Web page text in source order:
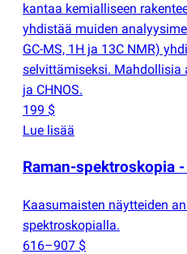
kantaa kemialliseen
yhdistää muiden
GC-MS, 1H ja 13C NMR)
selvittämiseksi. Mahdollisia
ja CHNOS.
199 $
Lue lisää
Raman-spektroskopia
Kaasumaisten näytteiden
spektroskopialla.
616–907 $